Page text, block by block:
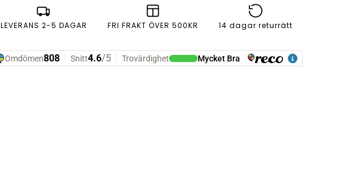
LEVERANS 2-5 DAGAR FRI FRAKT ÖVER 500KR 14 dagar returrätt